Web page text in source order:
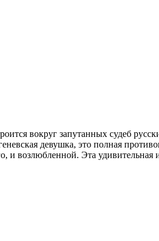
вокруг запутанных судеб
девушка, это полная
и возлюбленной. Эта